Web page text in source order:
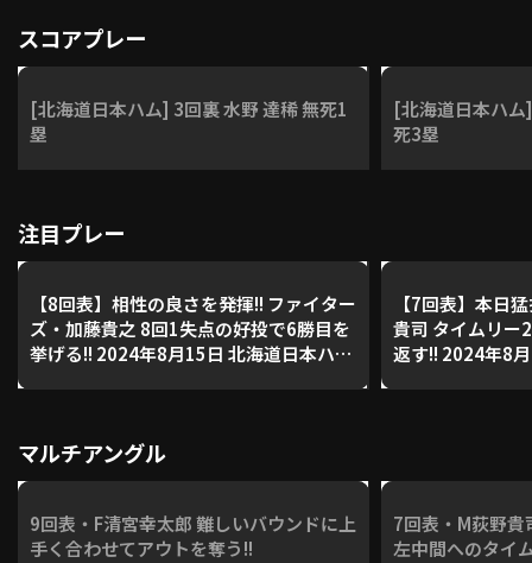
スコアプレー
[北海道日本ハム] 3回裏 水野 達稀 無死1
塁
[北海道日本ハム
死3塁
注目プレー
【8回表】相性の良さを発揮!! ファイター
ズ・加藤貴之 8回1失点の好投で6勝目を
挙げる!! 2024年8月15日 北海道日本ハム
【7回表】本日
貴司 タイムリー
返す!! 2024年8月15日 埼玉西武ライオン
マルチアングル
9回表・F清宮幸太郎 難しいバウンドに上
手く合わせてアウトを奪う!!
7回表・M荻野貴
左中間へのタイ